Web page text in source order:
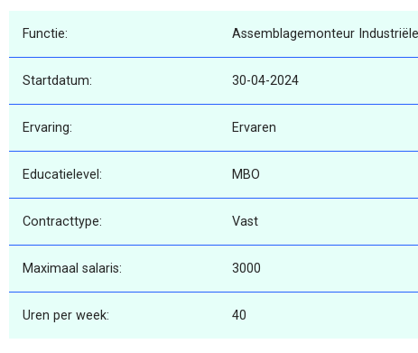
Functie: Assemblagemonteur
Startdatum: 30-04-2024
Ervaring: Ervaren
Educatielevel: MBO
Contracttype: Vast
Maximaal salaris: 3000
Uren per week: 40